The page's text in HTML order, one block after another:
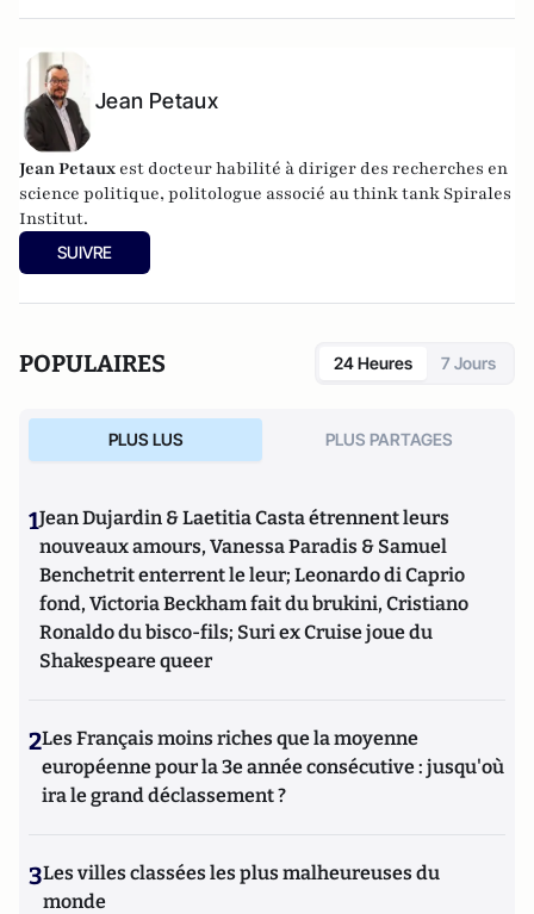
du Pont-Neuf.
Jean Petaux
Jean Petaux est docteur habilité à diriger des recherches en
science politique, politologue associé au think tank Spirales
Institut.
SUIVRE
POPULAIRES 24 Heures 7 Jours
PLUS LUS PLUS PARTAGES
1Jean Dujardin & Laetitia Casta étrennent leurs
nouveaux amours, Vanessa Paradis & Samuel
Benchetrit enterrent le leur; Leonardo di Caprio
fond, Victoria Beckham fait du brukini, Cristiano
Ronaldo du bisco-fils; Suri ex Cruise joue du
Shakespeare queer
2Les Français moins riches que la moyenne
européenne pour la 3e année consécutive : jusqu'où
ira le grand déclassement ?
3Les villes classées les plus malheureuses du
monde